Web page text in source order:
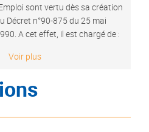
sont vertu dès sa création
Décret n°90-875 du 25 mai
A cet effet, il est chargé de :
Voir plus